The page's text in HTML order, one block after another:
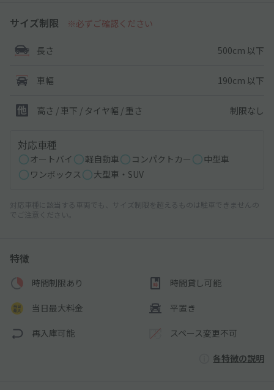
サイズ制限 ※必ずご確認ください
長さ 500cm 以下
車幅 190cm 以下
高さ / 車下 / タイヤ幅 / 重さ 制限なし
対応車種
オートバイ 軽自動車 コンパクトカー
中型車
ワンボックス
大型車・SUV
対応車種に該当する車両でも、サイズ制限を超えるものは駐車できませんの
でご注意ください。
特徴
時間制限あり 時間貸し可能
当日最大料金 平置き
再入庫可能 スペース変更不可
各特徴の説明